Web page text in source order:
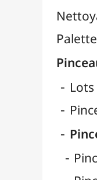
Pinceaux
Pinceaux
Pinceaux
Pinceaux
Pinceaux
Pinceaux
Pinceaux
Pinceaux